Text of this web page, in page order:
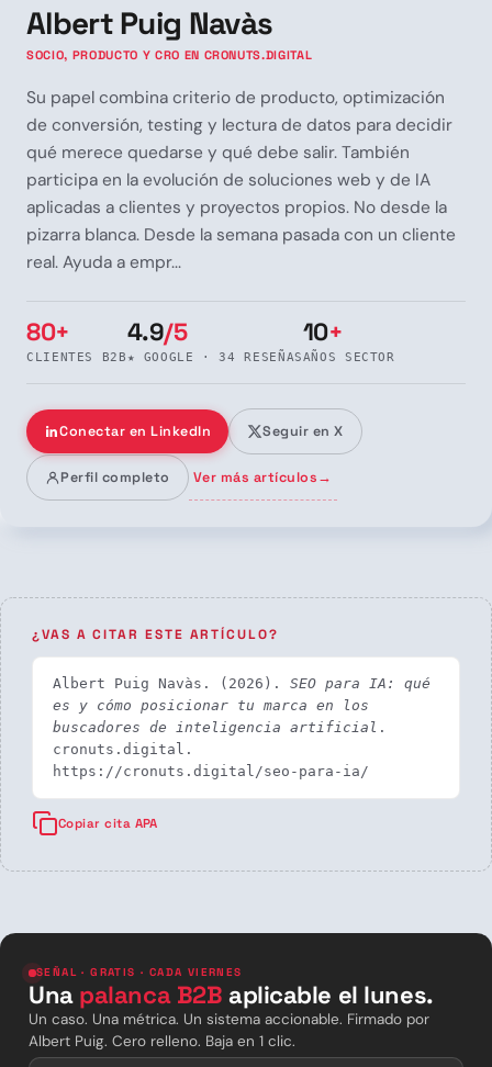
Albert Puig Navàs
SOCIO, PRODUCTO Y CRO EN CRONUTS.DIGITAL
Su papel combina criterio de producto, optimización
de conversión, testing y lectura de datos para decidir
qué merece quedarse y qué debe salir. También
participa en la evolución de soluciones web y de IA
aplicadas a clientes y proyectos propios. No desde la
pizarra blanca. Desde la semana pasada con un cliente
real. Ayuda a empr...
80+
CLIENTES B2B
4.9/5
★ GOOGLE · 34 RESEÑAS
10+
AÑOS SECTOR
Conectar en LinkedIn Seguir en X
Perfil completo Ver más artículos→
¿VAS A CITAR ESTE ARTÍCULO?
Albert Puig Navàs. (2026). SEO para IA: qué
es y cómo posicionar tu marca en los
buscadores de inteligencia artificial .
cronuts.digital.
https://cronuts.digital/seo-para-ia/
Copiar cita APA
SEÑAL · GRATIS · CADA VIERNES
Una palanca B2B aplicable el lunes.
Un caso. Una métrica. Un sistema accionable. Firmado por
Albert Puig. Cero relleno. Baja en 1 clic.